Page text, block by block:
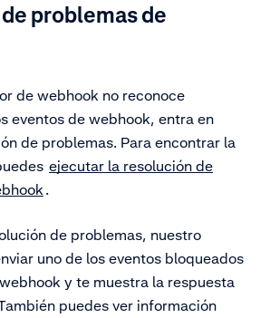
problemas de
de webhook no reconoce
eventos de webhook, entra en
de problemas. Para encontrar la
ejecutar la resolución de
.
de problemas, nuestro
uno de los eventos bloqueados
y te muestra la respuesta
puedes ver información